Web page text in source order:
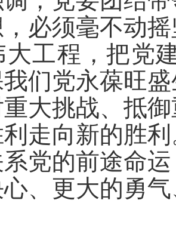
必须毫不动
大工程，把党
们党永葆旺
大挑战、抵
走向新的胜
党的前途命
、更大的勇